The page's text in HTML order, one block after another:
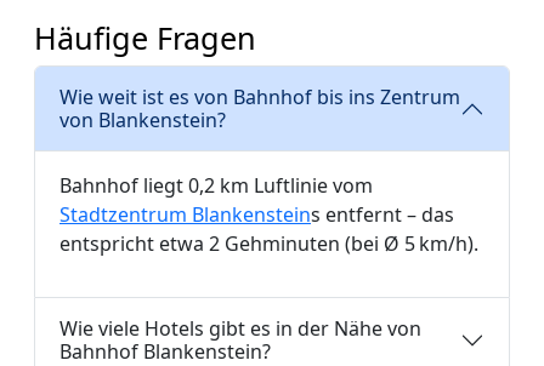
Häufige Fragen
Wie weit ist es von Bahnhof bis ins Zentrum
von Blankenstein?
Bahnhof liegt 0,2 km Luftlinie vom
Stadtzentrum Blankensteins entfernt – das
entspricht etwa 2 Gehminuten (bei Ø 5 km/h).
Wie viele Hotels gibt es in der Nähe von
Bahnhof Blankenstein?